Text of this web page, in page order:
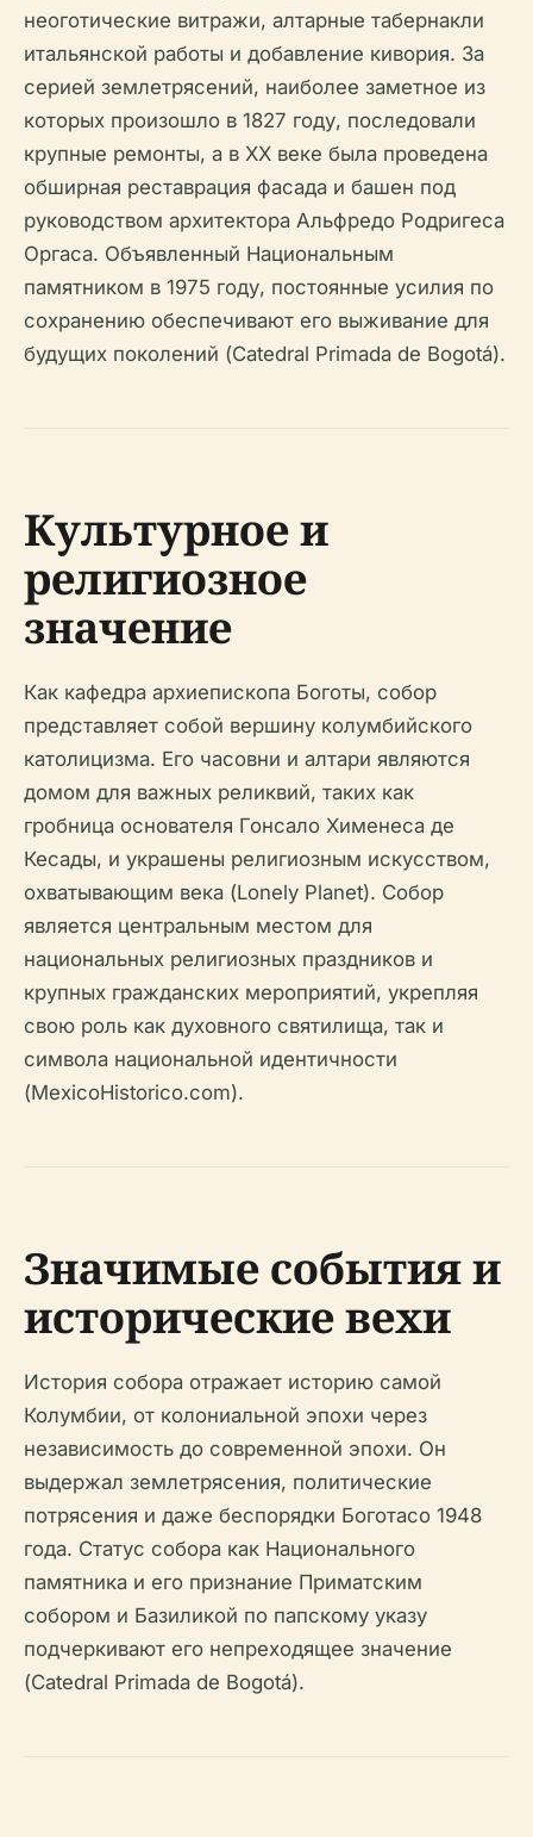
неоготические витражи, алтарные табернакли
итальянской работы и добавление кивория. За
серией землетрясений, наиболее заметное из
которых произошло в 1827 году, последовали
крупные ремонты, а в XX веке была проведена
обширная реставрация фасада и башен под
руководством архитектора Альфредо Родригеса
Оргаса. Объявленный Национальным
памятником в 1975 году, постоянные усилия по
сохранению обеспечивают его выживание для
будущих поколений (Catedral Primada de Bogotá).
Культурное и
религиозное
значение
Как кафедра архиепископа Боготы, собор
представляет собой вершину колумбийского
католицизма. Его часовни и алтари являются
домом для важных реликвий, таких как
гробница основателя Гонсало Хименеса де
Кесады, и украшены религиозным искусством,
охватывающим века (Lonely Planet). Собор
является центральным местом для
национальных религиозных праздников и
крупных гражданских мероприятий, укрепляя
свою роль как духовного святилища, так и
символа национальной идентичности
(MexicoHistorico.com).
Значимые события и
исторические вехи
История собора отражает историю самой
Колумбии, от колониальной эпохи через
независимость до современной эпохи. Он
выдержал землетрясения, политические
потрясения и даже беспорядки Боготасо 1948
года. Статус собора как Национального
памятника и его признание Приматским
собором и Базиликой по папскому указу
подчеркивают его непреходящее значение
(Catedral Primada de Bogotá).